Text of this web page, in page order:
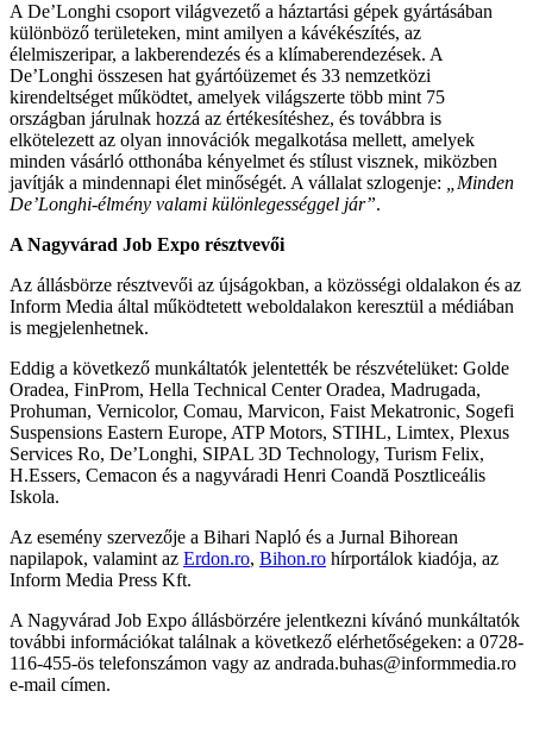
A De’Longhi csoport világvezető a háztartási gépek gyártásában
különböző területeken, mint amilyen a kávékészítés, az
élelmiszeripar, a lakberendezés és a klímaberendezések. A
De’Longhi összesen hat gyártóüzemet és 33 nemzetközi
kirendeltséget működtet, amelyek világszerte több mint 75
országban járulnak hozzá az értékesítéshez, és továbbra is
elkötelezett az olyan innovációk megalkotása mellett, amelyek
minden vásárló otthonába kényelmet és stílust visznek, miközben
javítják a mindennapi élet minőségét. A vállalat szlogenje:
„Minden
De’Longhi-élmény valami különlegességgel jár”.
A Nagyvárad Job Expo résztvevői
Az állásbörze résztvevői az újságokban, a közösségi oldalakon és az
Inform Media által működtetett weboldalakon keresztül a médiában
is megjelenhetnek.
Eddig a következő munkáltatók jelentették be részvételüket: Golde
Oradea, FinProm, Hella Technical Center Oradea, Madrugada,
Prohuman, Vernicolor, Comau, Marvicon, Faist Mekatronic, Sogefi
Suspensions Eastern Europe, ATP Motors, STIHL, Limtex, Plexus
Services Ro, De’Longhi, SIPAL 3D Technology, Turism Felix,
H.Essers, Cemacon és a nagyváradi Henri Coandă Posztliceális
Iskola.
Az esemény szervezője a Bihari Napló és a Jurnal Bihorean
napilapok, valamint az Erdon.ro, Bihon.ro hírportálok kiadója, az
Inform Media Press Kft.
A Nagyvárad Job Expo állásbörzére jelentkezni kívánó munkáltatók
további információkat találnak a következő elérhetőségeken: a 0728-
116-455-ös telefonszámon vagy az andrada.buhas@informmedia.ro
e-mail címen.